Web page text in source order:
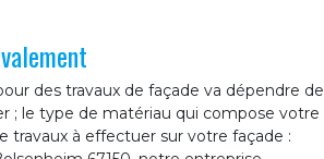
des travaux de façade va dépendre de
; le type de matériau qui compose votre
travaux à effectuer sur votre façade :